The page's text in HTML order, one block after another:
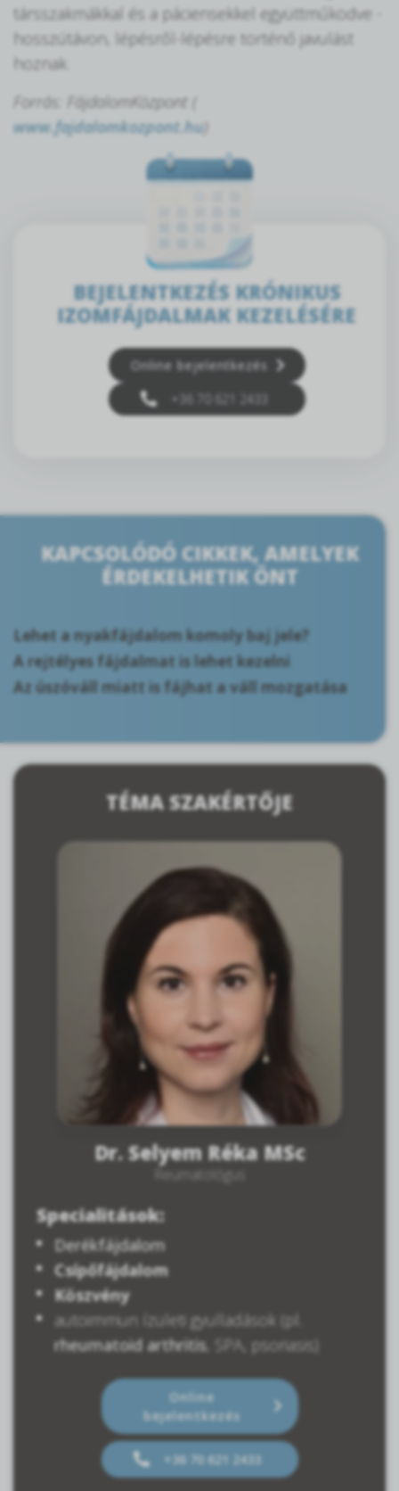
társszakmákkal és a páciensekkel együttműködve -
hosszútávon, lépésről-lépésre történő javulást
hoznak.
Forrás: FájdalomKözpont (
www.fajdalomkozpont.hu
BEJELENTKEZÉS KRÓNIKUS
IZOMFÁJDALMAK KEZELÉSÉRE
Online bejelentkezés
+36 70 621 2433
KAPCSOLÓDÓ CIKKEK, AMELYEK
ÉRDEKELHETIK ÖNT
Lehet a nyakfájdalom komoly baj jele?
A rejtélyes fájdalmat is lehet kezelni
Az úszóváll miatt is fájhat a váll mozgatása
TÉMA SZAKÉRTŐJE
Dr. Selyem Réka MSc
Reumatológus
Specialitások:
Derékfájdalom
Csípőfájdalom
Köszvény
autoimmun ízületi gyulladások (pl.
rheumatoid arthritis, SPA, psoriasis)
Online
bejelentkezés
+36 70 621 2433